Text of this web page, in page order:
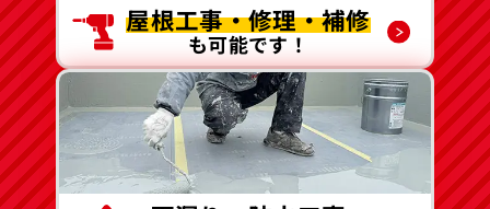
屋根工事・修理・補修
も可能です！